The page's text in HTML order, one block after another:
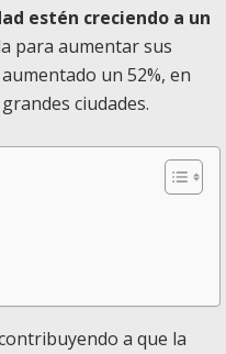
estén creciendo a un
para aumentar sus
un 52%, en
ciudades.
a que la